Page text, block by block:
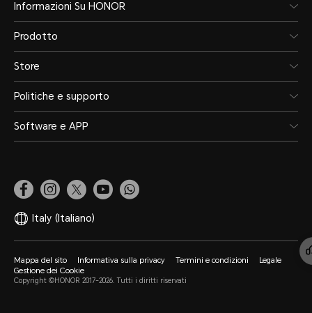
Informazioni Su HONOR
Prodotto
Store
Politiche e supporto
Software e APP
Italy (Italiano)
Mappa del sito Informativa sulla privacy Termini e condizioni
Legale
Gestione dei Cookie
Copyright ©HONOR 2017-2026. Tutti i diritti riservati